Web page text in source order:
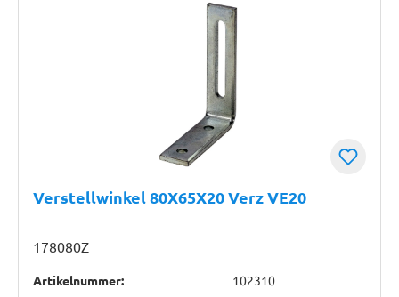
Verstellwinkel 80X65X20 Verz VE20
178080Z
Artikelnummer: 102310